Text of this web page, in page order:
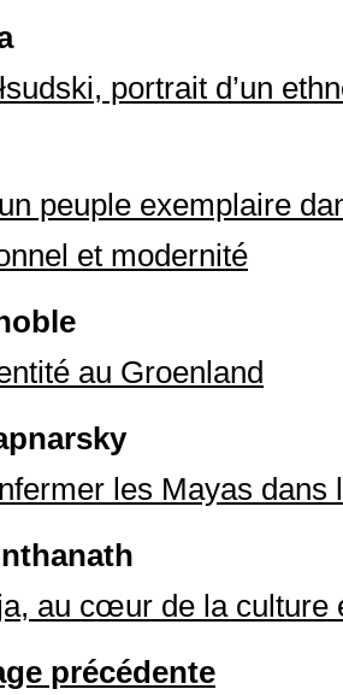
portrait d’un
peuple exemplaire
et modernité
au Groenland
les Mayas
au cœur de la culture
précédente